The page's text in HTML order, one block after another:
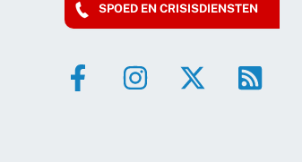
SPOED EN CRISISDIENSTEN